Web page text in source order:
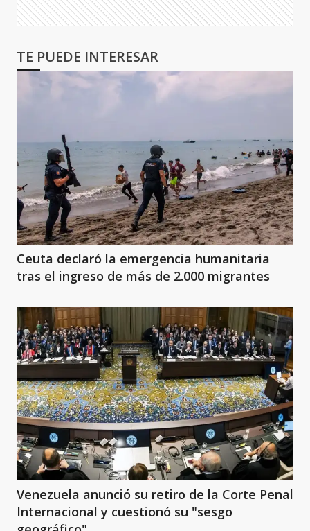
TE PUEDE INTERESAR
Ceuta declaró la emergencia humanitaria
tras el ingreso de más de 2.000 migrantes
Venezuela anunció su retiro de la Corte Penal
Internacional y cuestionó su "sesgo